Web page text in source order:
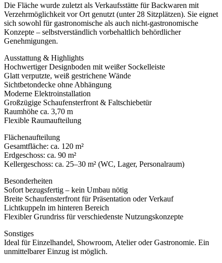
Die Fläche wurde zuletzt als Verkaufsstätte für Backwaren mit
Verzehrmöglichkeit vor Ort genutzt (unter 28 Sitzplätzen). Sie eignet
sich sowohl für gastronomische als auch nicht-gastronomische
Konzepte – selbstverständlich vorbehaltlich behördlicher
Genehmigungen.
Ausstattung & Highlights
Hochwertiger Designboden mit weißer Sockelleiste
Glatt verputzte, weiß gestrichene Wände
Sichtbetondecke ohne Abhängung
Moderne Elektroinstallation
Großzügige Schaufensterfront & Faltschiebetür
Raumhöhe ca. 3,70 m
Flexible Raumaufteilung
Flächenaufteilung
Gesamtfläche: ca. 120 m²
Erdgeschoss: ca. 90 m²
Kellergeschoss: ca. 25–30 m² (WC, Lager, Personalraum)
Besonderheiten
Sofort bezugsfertig – kein Umbau nötig
Breite Schaufensterfront für Präsentation oder Verkauf
Lichtkuppeln im hinteren Bereich
Flexibler Grundriss für verschiedenste Nutzungskonzepte
Sonstiges
Ideal für Einzelhandel, Showroom, Atelier oder Gastronomie. Ein
unmittelbarer Einzug ist möglich.